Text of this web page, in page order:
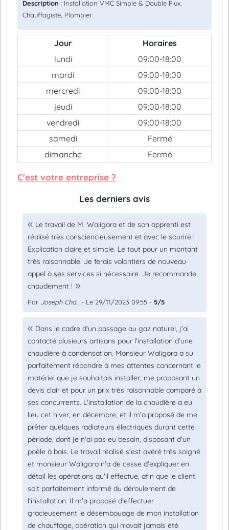
Description : Installation VMC Simple & Double Flux,
Chauffagiste, Plombier
Jour
Horaires
lundi
09:00-18:00
mardi
09:00-18:00
mercredi
09:00-18:00
jeudi
09:00-18:00
vendredi
09:00-18:00
samedi
Fermé
dimanche
Fermé
C'est votre entreprise ?
Les derniers avis
Le travail de M. Waligora et de son apprenti est
réalisé très consciencieusement et avec le sourire !
Explication claire et simple. Le tout pour un montant
très raisonnable. Je ferais volontiers de nouveau
appel à ses services si nécessaire. Je recommande
chaudement !
Par Joseph Cha... - Le 29/11/2023 09:55 - 5/5
Dans le cadre d'un passage au gaz naturel, j'ai
contacté plusieurs artisans pour l'installation d'une
chaudière à condensation. Monsieur Waligora a su
parfaitement répondre à mes attentes concernant le
matériel que je souhaitais installer, me proposant un
devis clair et pour un prix très raisonnable comparé à
ses concurrents. L'installation de la chaudière a eu
lieu cet hiver, en décembre, et il m'a proposé de me
prêter quelques radiateurs électriques durant cette
période, dont je n'ai pas eu besoin, disposant d'un
poêle à bois. Le travail réalisé s'est avéré très soigné
et monsieur Waligora n'a de cesse d'expliquer en
détail les opérations qu'il effectue, afin que le client
soit parfaitement informé du déroulement de
l'installation. Il m'a proposé d'effectuer
gracieusement le désembouage de mon installation
de chauffage, opération qui n'avait jamais été